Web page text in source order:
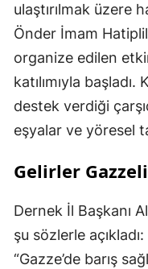
ulaştırılmak üzere
Önder İmam
organize edilen
katılımıyla başladı.
destek verdiği
eşyalar ve yöresel
Gelirler
Dernek İl Başkanı
şu sözlerle açıkladı:
“Gazze’de barış